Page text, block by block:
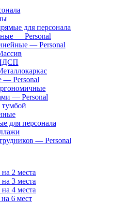
для персонала
— Personal
— Personal
— Personal
— Personal
для персонала
— Personal
2 места
3 места
4 места
6 мест